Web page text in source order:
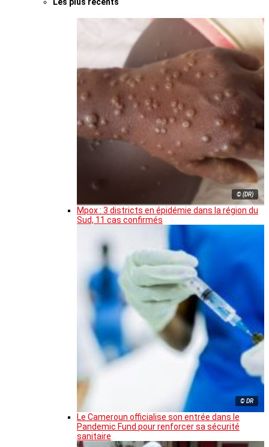
Les plus récents
© (DR)
Mpox : 3 districts en épidémie dans la région du
Sud, 11 cas confirmés
© DR
Le Cameroun officialise son entrée dans le
Pandemic Fund pour renforcer sa sécurité
sanitaire